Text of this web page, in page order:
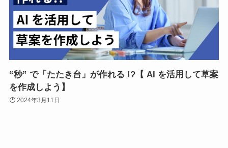
“秒” で「たたき台」が作れる !?【 AI を活用して草案
を作成しよう】
2024年3月11日